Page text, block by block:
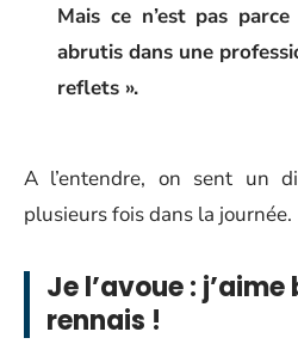
Mais ce n’est pas
abrutis dans une
reflets ».
A l’entendre, on sent un
plusieurs fois dans la journée.
Je l’avoue :
rennais !